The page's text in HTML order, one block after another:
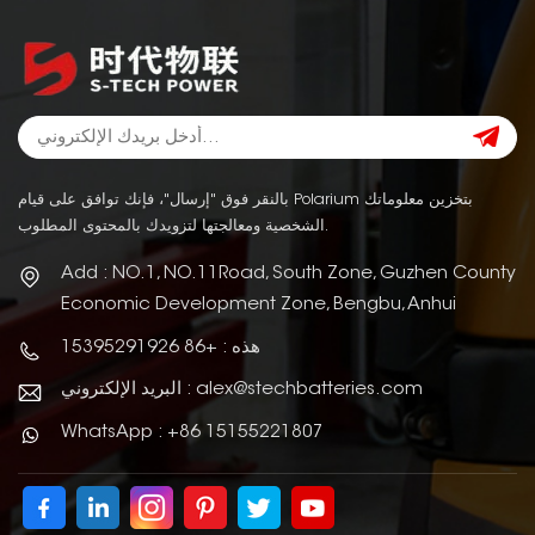
بالنقر فوق "إرسال"، فإنك توافق على قيام Polarium بتخزين معلوماتك
الشخصية ومعالجتها لتزويدك بالمحتوى المطلوب.
Add : NO.1, NO.11Road, South Zone, Guzhen County
Economic Development Zone, Bengbu, Anhui
هذه : +86 15395291926
البريد الإلكتروني : alex@stechbatteries.com
WhatsApp : +86 15155221807